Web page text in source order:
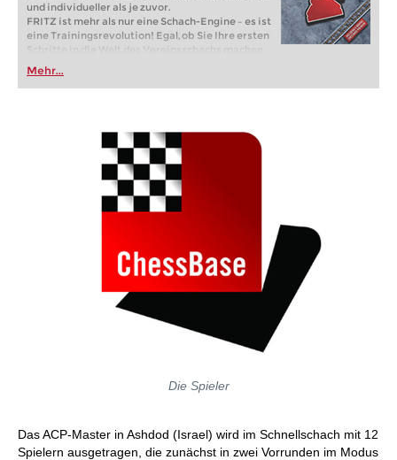
und individueller als je zuvor.
FRITZ ist mehr als nur eine Schach-Engine – es ist
eine Trainingsrevolution! Egal, ob Sie Ihre ersten
Schritte in die Welt des Vereinsschachs machen
oder bereits auf Turnierniveau spielen: Mit
FRITZ trainieren Sie effizienter, intelligenter und
individueller als je zuvor.
Mehr...
Die Spieler
Das ACP-Master in Ashdod (Israel) wird im Schnellschach mit 12
Spielern ausgetragen, die zunächst in zwei Vorrunden im Modus